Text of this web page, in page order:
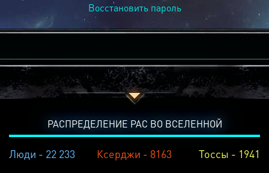
Восстановить пароль
РАСПРЕДЕЛЕНИЕ РАС ВО ВСЕЛЕННОЙ
Люди - 22 233 Ксерджи - 8163 Тоссы - 1941